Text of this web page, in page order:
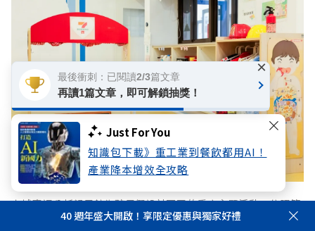
Just For You
知識包下載》重工業到餐飲都用AI！
產業降本增效全攻略
土城廣福公托親子館為孩子們設計不同的季度主題活動，依照節
慶與生活情境引導學習，讓孩子在遊戲與體驗中探索世界。
40 週年盛大開啟！享限定優惠與獨家好禮
最後衝刺：已閱讀2/3篇文章
再讀1篇文章，即可解鎖抽獎！
×